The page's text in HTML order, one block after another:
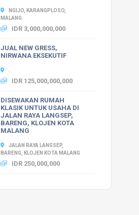
NGIJO, KARANGPLOSO,
MALANG
IDR 3,000,000,000
JUAL NEW GRESS,
NIRWANA EKSEKUTIF
IDR 125,000,000,000
DISEWAKAN RUMAH
KLASIK UNTUK USAHA DI
JALAN RAYA LANGSEP,
BARENG, KLOJEN KOTA
MALANG
JALAN RAYA LANGSEP,
BARENG, KLOJEN KOTA MALANG
IDR 250,000,000